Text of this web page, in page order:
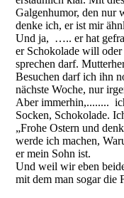
Galgenhumor, den nur
denke ich, er ist mir
Und ja, ….. er hat
er Schokolade will
sprechen darf.
Besuchen darf ich ihn
nächste Woche, nur
Aber immerhin,........
Socken, Schokolade.
„Frohe Ostern und
werde ich machen,
er mein Sohn ist.
Und weil wir eben
mit dem man sogar die